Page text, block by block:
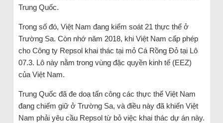
Trung Quốc.
Trong số đó, Việt Nam đang kiểm soát 21 thực thể ở
Trường Sa. Còn nhớ năm 2018, khi Việt Nam cấp phép
cho Công ty Repsol khai thác tại mỏ Cá Rồng Đỏ tại Lô
07.3. Lô này nằm trong vùng đặc quyền kinh tế (EEZ)
của Việt Nam.
Trung Quốc đã đe doạ tấn công các thực thể Việt Nam
đang chiếm giữ ở Trường Sa, và điều này đã khiến Việt
Nam phải yêu cầu Repsol từ bỏ việc khai thác dự án này.